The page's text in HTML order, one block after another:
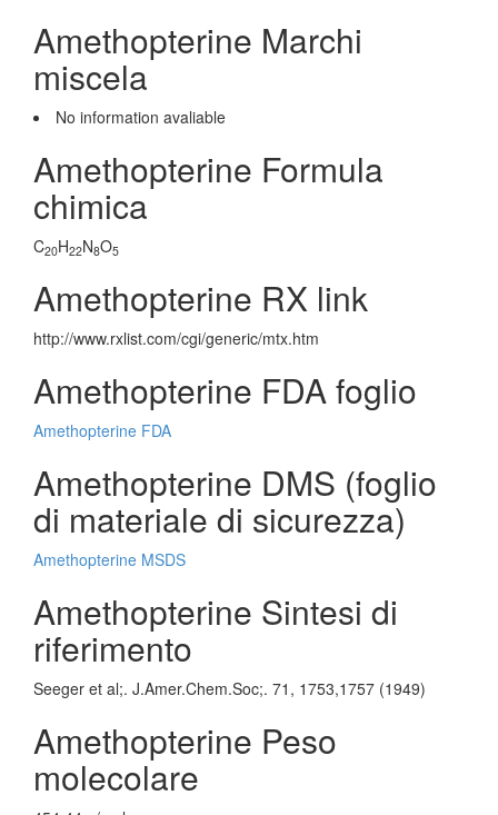
Amethopterine Marchi
miscela
No information avaliable
Amethopterine Formula
chimica
C20H22N8O5
Amethopterine RX link
http://www.rxlist.com/cgi/generic/mtx.htm
Amethopterine FDA foglio
Amethopterine FDA
Amethopterine DMS (foglio
di materiale di sicurezza)
Amethopterine MSDS
Amethopterine Sintesi di
riferimento
Seeger et al;. J.Amer.Chem.Soc;. 71, 1753,1757 (1949)
Amethopterine Peso
molecolare